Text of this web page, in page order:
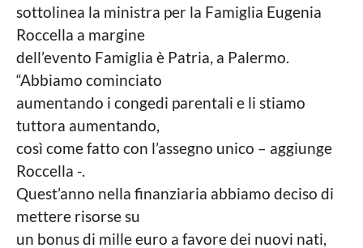
sottolinea la ministra per la Famiglia Eugenia
Roccella a margine
dell’evento Famiglia è Patria, a Palermo.
“Abbiamo cominciato
aumentando i congedi parentali e li stiamo
tuttora aumentando,
così come fatto con l’assegno unico – aggiunge
Roccella -.
Quest’anno nella finanziaria abbiamo deciso di
mettere risorse su
un bonus di mille euro a favore dei nuovi nati,